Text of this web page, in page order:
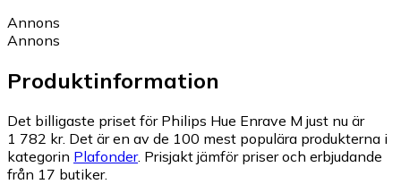
Annons
Annons
Produktinformation
Det billigaste priset för Philips Hue Enrave M just nu är
1 782 kr. Det är en av de 100 mest populära produkterna i
kategorin Plafonder. Prisjakt jämför priser och erbjudande
från 17 butiker.